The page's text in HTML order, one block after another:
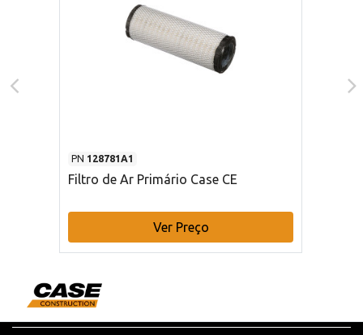
PN 128781A1
Filtro de Ar Primário Case CE
Ver Preço